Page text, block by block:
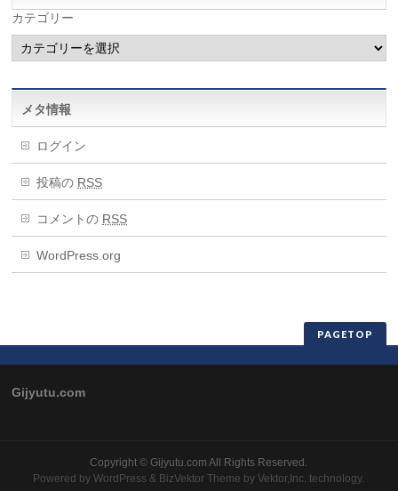
カテゴリー
メタ情報
ログイン
投稿の RSS
コメントの RSS
WordPress.org
PAGETOP
Gijyutu.com
Copyright ©Gijyutu.com All Rights Reserved.
Powered byWordPress & BizVektor Theme byVektor,Inc. technology.